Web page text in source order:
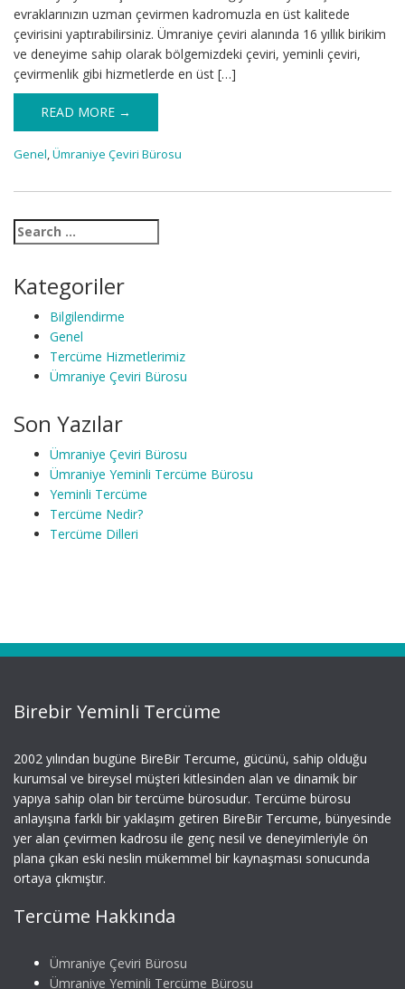
evraklarınızın uzman çevirmen kadromuzla en üst kalitede
çevirisini yaptırabilirsiniz. Ümraniye çeviri alanında 16 yıllık birikim
ve deneyime sahip olarak bölgemizdeki çeviri, yeminli çeviri,
çevirmenlik gibi hizmetlerde en üst […]
READ MORE →
Genel,Ümraniye Çeviri Bürosu
Kategoriler
Bilgilendirme
Genel
Tercüme Hizmetlerimiz
Ümraniye Çeviri Bürosu
Son Yazılar
Ümraniye Çeviri Bürosu
Ümraniye Yeminli Tercüme Bürosu
Yeminli Tercüme
Tercüme Nedir?
Tercüme Dilleri
Birebir Yeminli Tercüme
2002 yılından bugüne BireBir Tercume, gücünü, sahip olduğu
kurumsal ve bireysel müşteri kitlesinden alan ve dinamik bir
yapıya sahip olan bir tercüme bürosudur. Tercüme bürosu
anlayışına farklı bir yaklaşım getiren BireBir Tercume, bünyesinde
yer alan çevirmen kadrosu ile genç nesil ve deneyimleriyle ön
plana çıkan eski neslin mükemmel bir kaynaşması sonucunda
ortaya çıkmıştır.
Tercüme Hakkında
Ümraniye Çeviri Bürosu
Ümraniye Yeminli Tercüme Bürosu